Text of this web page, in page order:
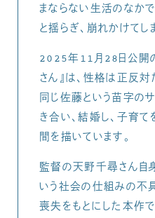
まならない生活のなかで
と揺らぎ、崩れかけてし
2025年11月28日公開
さん』は、性格は正反
同じ佐藤という苗字の
き合い、結婚し、子育
間を描いています。
監督の天野千尋さん自
いう社会の仕組みの不
喪失をもとにした本作